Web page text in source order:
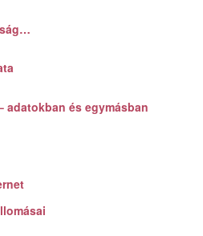
adatokban és egymásban